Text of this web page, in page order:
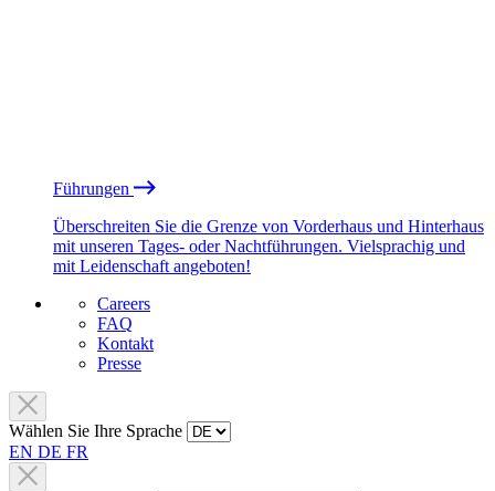
Führungen
Überschreiten Sie die Grenze von Vorderhaus und Hinterhaus
mit unseren Tages- oder Nachtführungen. Vielsprachig und
mit Leidenschaft angeboten!
Careers
FAQ
Kontakt
Presse
Wählen Sie Ihre Sprache
EN DE FR